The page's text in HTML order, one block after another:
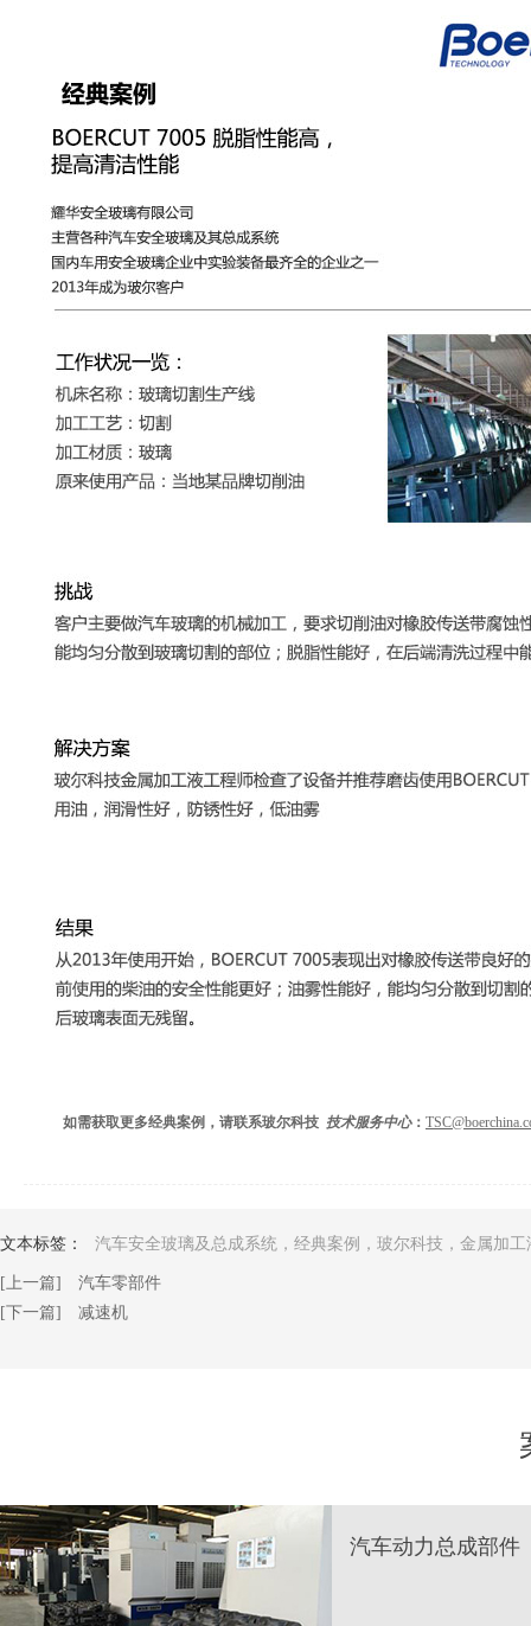
如需获取更多经典案例，请联系玻尔科技 技术服务中心：
文本标签： 汽车安全玻璃及总成系统，经典案例，玻尔科技，金属加工
[上一篇] 汽车零部件
[下一篇] 减速机
汽车动力总成部件